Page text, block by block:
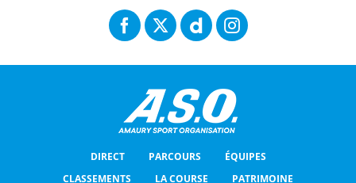
DIRECT PARCOURS
ÉQUIPES
CLASSEMENTS
LA COURSE PATRIMOINE